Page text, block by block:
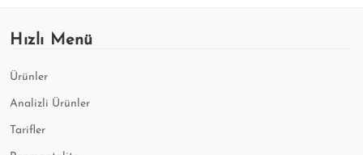
Hızlı Menü
Ürünler
Analizli Ürünler
Tarifler